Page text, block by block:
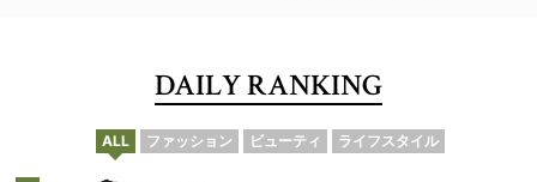
DAILY RANKING
ALL ファッション ビューティ ライフスタイル